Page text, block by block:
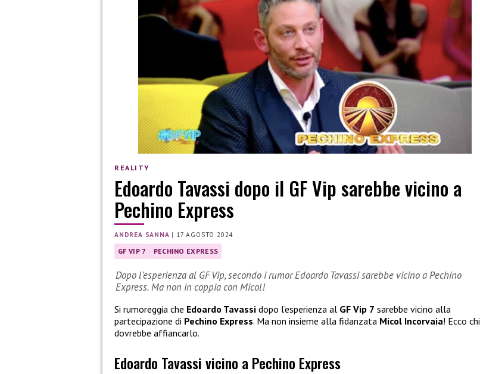
REALITY
Edoardo Tavassi dopo il GF Vip sarebbe vicino a
Pechino Express
ANDREA SANNA | 17 AGOSTO 2024
GF VIP 7 PECHINO EXPRESS
Dopo l’esperienza al GF Vip, secondo i rumor Edoardo Tavassi sarebbe vicino a Pechino
Express. Ma non in coppia con Micol!
Si rumoreggia che Edoardo Tavassi dopo l’esperienza al GF Vip 7 sarebbe vicino alla
partecipazione di Pechino Express. Ma non insieme alla fidanzata Micol Incorvaia! Ecco chi
dovrebbe affiancarlo.
Edoardo Tavassi vicino a Pechino Express